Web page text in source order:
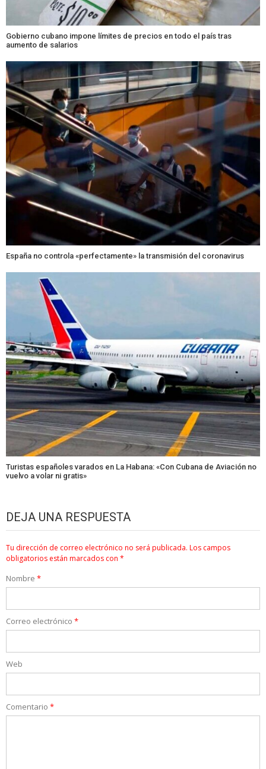
Gobierno cubano impone límites de precios en todo el país tras
aumento de salarios
España no controla «perfectamente» la transmisión del coronavirus
Turistas españoles varados en La Habana: «Con Cubana de Aviación no
vuelvo a volar ni gratis»
DEJA UNA RESPUESTA
Tu dirección de correo electrónico no será publicada. Los campos
obligatorios están marcados con *
Nombre *
Correo electrónico *
Web
Comentario *